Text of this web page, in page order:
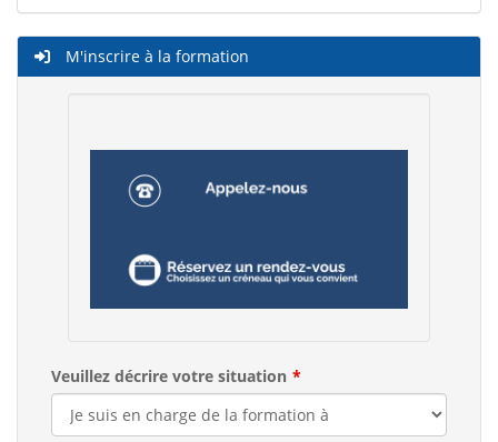
M'inscrire à la formation
Veuillez décrire votre situation